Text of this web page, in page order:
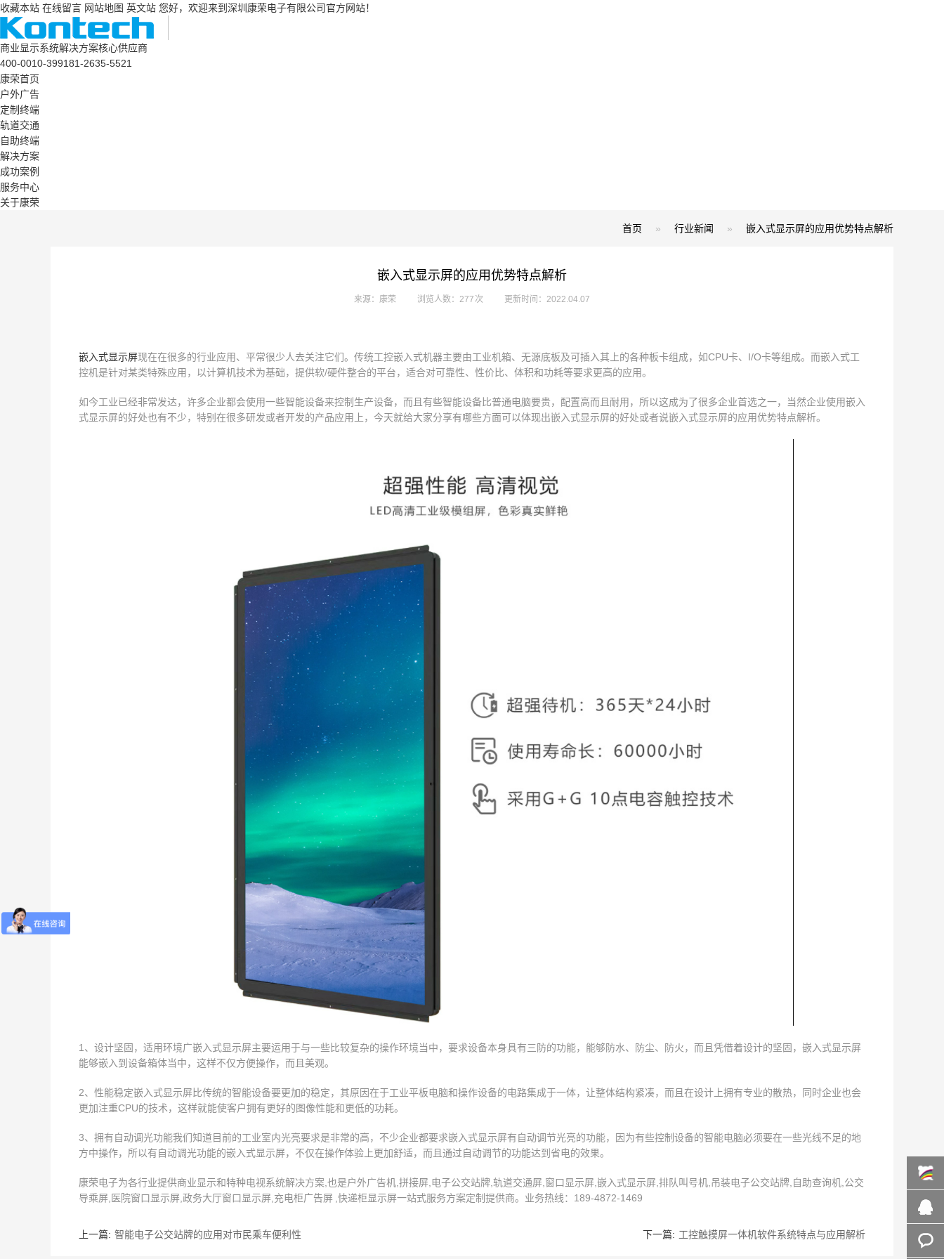
收藏本站 在线留言 网站地图 英文站 您好，欢迎来到深圳康荣电子有限公司官方网站！
商业显示系统解决方案核心供应商
400-0010-399181-2635-5521
康荣首页
户外广告
定制终端
轨道交通
自助终端
解决方案
成功案例
服务中心
关于康荣
首页 » 行业新闻 » 嵌入式显示屏的应用优势特点解析
嵌入式显示屏的应用优势特点解析
来源：康荣 浏览人数：277 次 更新时间：2022.04.07
嵌入式显示屏现在在很多的行业应用、平常很少人去关注它们。传统工控嵌入式机器主要由工业机箱、无源底板及可插入其上的各种板卡组成，如CPU卡、I/O卡等组成。而嵌入式工
控机是针对某类特殊应用，以计算机技术为基础，提供软/硬件整合的平台，适合对可靠性、性价比、体积和功耗等要求更高的应用。
如今工业已经非常发达，许多企业都会使用一些智能设备来控制生产设备，而且有些智能设备比普通电脑要贵，配置高而且耐用，所以这成为了很多企业首选之一，当然企业使用嵌入
式显示屏的好处也有不少，特别在很多研发或者开发的产品应用上，今天就给大家分享有哪些方面可以体现出嵌入式显示屏的好处或者说嵌入式显示屏的应用优势特点解析。
1、设计坚固，适用环境广嵌入式显示屏主要运用于与一些比较复杂的操作环境当中，要求设备本身具有三防的功能，能够防水、防尘、防火，而且凭借着设计的坚固，嵌入式显示屏
能够嵌入到设备箱体当中，这样不仅方便操作，而且美观。
2、性能稳定嵌入式显示屏比传统的智能设备要更加的稳定，其原因在于工业平板电脑和操作设备的电路集成于一体，让整体结构紧凑，而且在设计上拥有专业的散热，同时企业也会
更加注重CPU的技术，这样就能使客户拥有更好的图像性能和更低的功耗。
3、拥有自动调光功能我们知道目前的工业室内光亮要求是非常的高，不少企业都要求嵌入式显示屏有自动调节光亮的功能，因为有些控制设备的智能电脑必须要在一些光线不足的地
方中操作，所以有自动调光功能的嵌入式显示屏，不仅在操作体验上更加舒适，而且通过自动调节的功能达到省电的效果。
康荣电子为各行业提供商业显示和特种电视系统解决方案,也是户外广告机,拼接屏,电子公交站牌,轨道交通屏,窗口显示屏,嵌入式显示屏,排队叫号机,吊装电子公交站牌,自助查询机,公交
导乘屏,医院窗口显示屏,政务大厅窗口显示屏,充电柜广告屏 ,快递柜显示屏一站式服务方案定制提供商。业务热线：189-4872-1469
上一篇: 智能电子公交站牌的应用对市民乘车便利性 下一篇: 工控触摸屏一体机软件系统特点与应用解析
百度商
在线咨